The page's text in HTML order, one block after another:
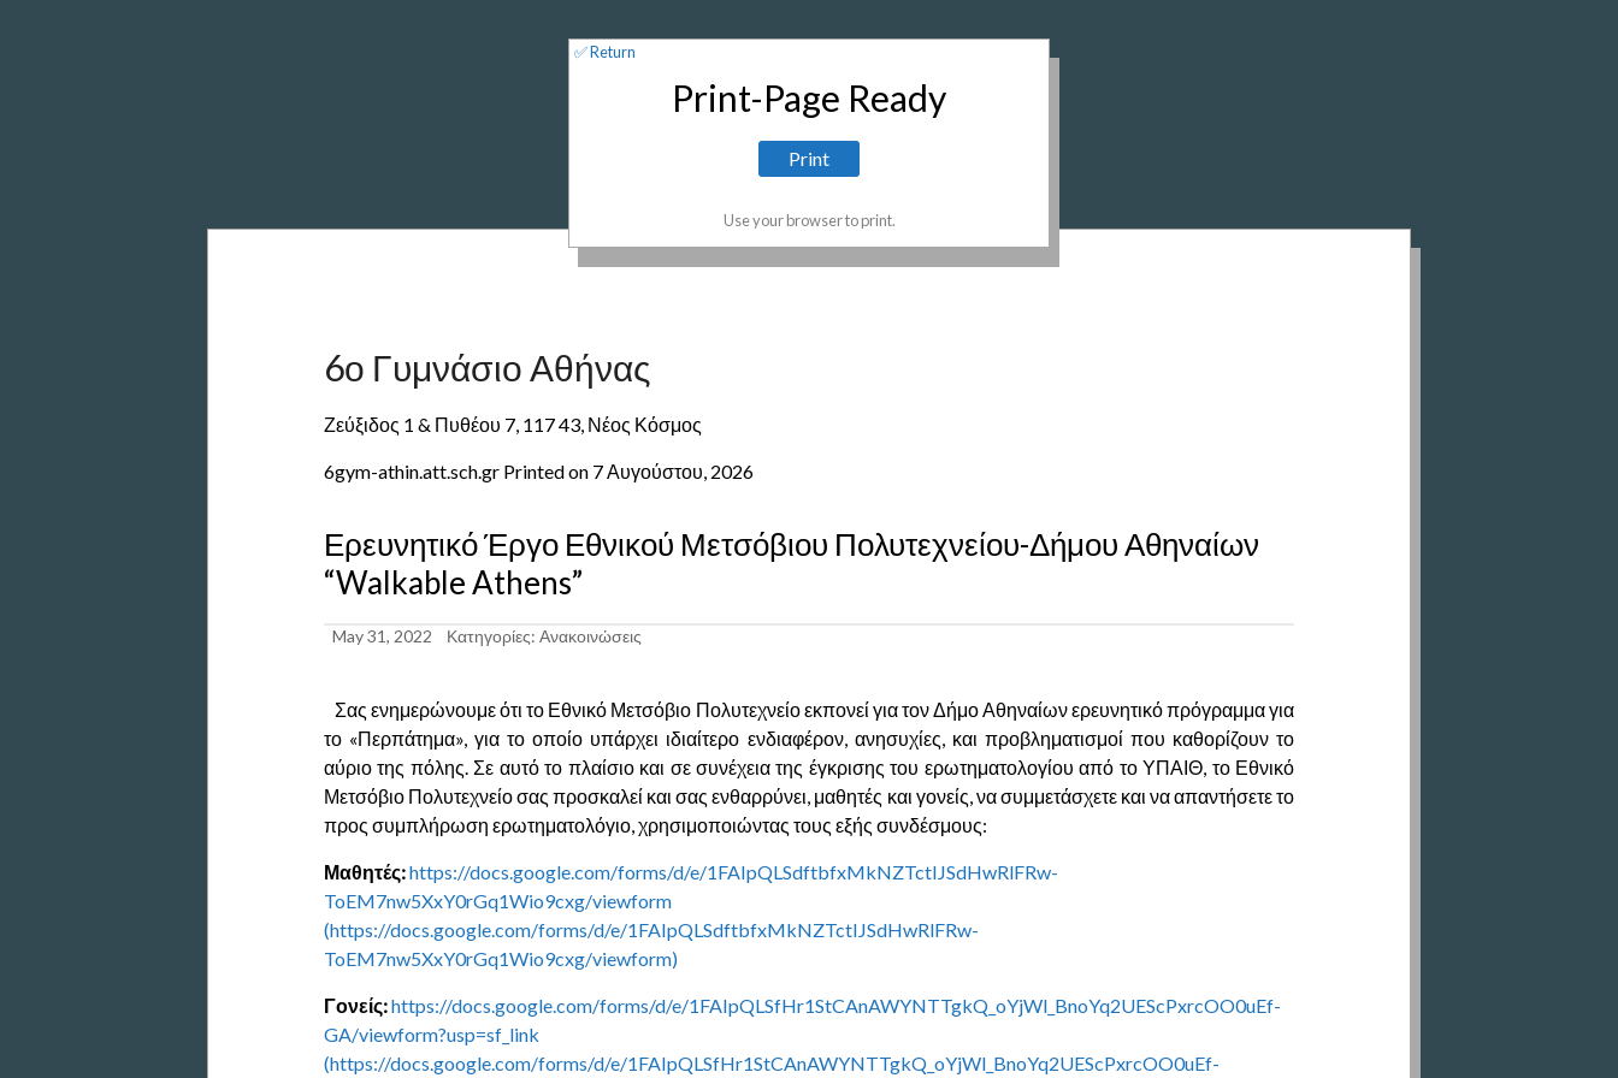
✅ Return
Print-Page Ready
Use your browser to print.
6ο Γυμνάσιο Αθήνας
Ζεύξιδος 1 & Πυθέου 7, 117 43, Νέος Κόσμος
6gym-athin.att.sch.gr Printed on 7 Αυγούστου, 2026
Ερευνητικό Έργο Εθνικού Μετσόβιου Πολυτεχνείου-Δήμου Αθηναίων
“Walkable Athens”
May 31, 2022 Κατηγορίες: Ανακοινώσεις
Σας ενημερώνουμε ότι το Εθνικό Μετσόβιο Πολυτεχνείο εκπονεί για τον Δήμο Αθηναίων ερευνητικό πρόγραμμα για
το «Περπάτημα», για το οποίο υπάρχει ιδιαίτερο ενδιαφέρον, ανησυχίες, και προβληματισμοί που καθορίζουν το
αύριο της πόλης. Σε αυτό το πλαίσιο και σε συνέχεια της έγκρισης του ερωτηματολογίου από το ΥΠΑΙΘ, το Εθνικό
Μετσόβιο Πολυτεχνείο σας προσκαλεί και σας ενθαρρύνει, μαθητές και γονείς, να συμμετάσχετε και να απαντήσετε το
προς συμπλήρωση ερωτηματολόγιο, χρησιμοποιώντας τους εξής συνδέσμους:
Μαθητές:https://docs.google.com/forms/d/e/1FAIpQLSdftbfxMkNZTctIJSdHwRlFRw-
ToEM7nw5XxY0rGq1Wio9cxg/viewform
Γονείς:https://docs.google.com/forms/d/e/1FAIpQLSfHr1StCAnAWYNTTgkQ_oYjWl_BnoYq2UEScPxrcOO0uEf-
GA/viewform?usp=sf_link